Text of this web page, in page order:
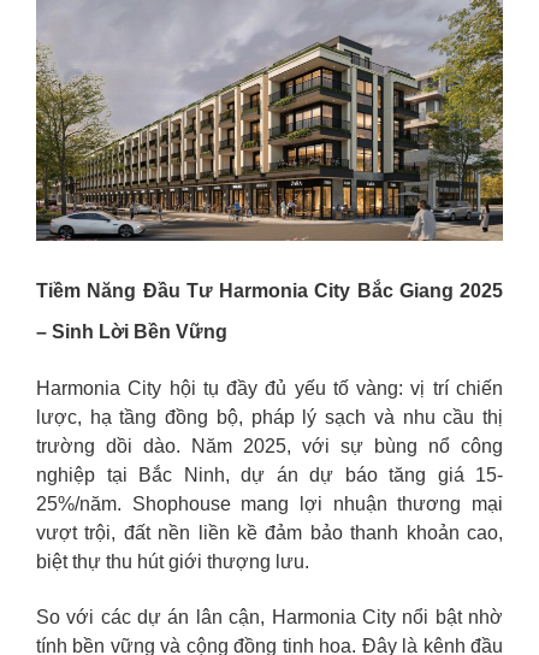
Tiềm Năng Đầu Tư Harmonia City Bắc Giang 2025
– Sinh Lời Bền Vững
Harmonia City hội tụ đầy đủ yếu tố vàng: vị trí chiến
lược, hạ tầng đồng bộ, pháp lý sạch và nhu cầu thị
trường dồi dào. Năm 2025, với sự bùng nổ công
nghiệp tại Bắc Ninh, dự án dự báo tăng giá 15-
25%/năm. Shophouse mang lợi nhuận thương mại
vượt trội, đất nền liền kề đảm bảo thanh khoản cao,
biệt thự thu hút giới thượng lưu.
So với các dự án lân cận, Harmonia City nổi bật nhờ
tính bền vững và cộng đồng tinh hoa. Đây là kênh đầu